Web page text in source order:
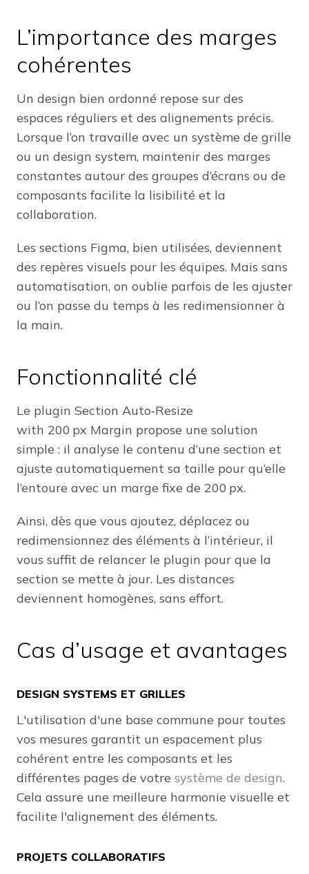
L’importance des marges
cohérentes
Un design bien ordonné repose sur des
espaces réguliers et des alignements précis.
Lorsque l’on travaille avec un système de grille
ou un design system, maintenir des marges
constantes autour des groupes d’écrans ou de
composants facilite la lisibilité et la
collaboration.
Les sections Figma, bien utilisées, deviennent
des repères visuels pour les équipes. Mais sans
automatisation, on oublie parfois de les ajuster
ou l’on passe du temps à les redimensionner à
la main.
Fonctionnalité clé
Le plugin Section Auto‑Resize
with 200 px Margin propose une solution
simple : il analyse le contenu d’une section et
ajuste automatiquement sa taille pour qu’elle
l’entoure avec un marge fixe de 200 px.
Ainsi, dès que vous ajoutez, déplacez ou
redimensionnez des éléments à l’intérieur, il
vous suffit de relancer le plugin pour que la
section se mette à jour. Les distances
deviennent homogènes, sans effort.
Cas d’usage et avantages
DESIGN SYSTEMS ET GRILLES
L'utilisation d'une base commune pour toutes
vos mesures garantit un espacement plus
cohérent entre les composants et les
différentes pages de votre système de design.
Cela assure une meilleure harmonie visuelle et
facilite l'alignement des éléments.
PROJETS COLLABORATIFS